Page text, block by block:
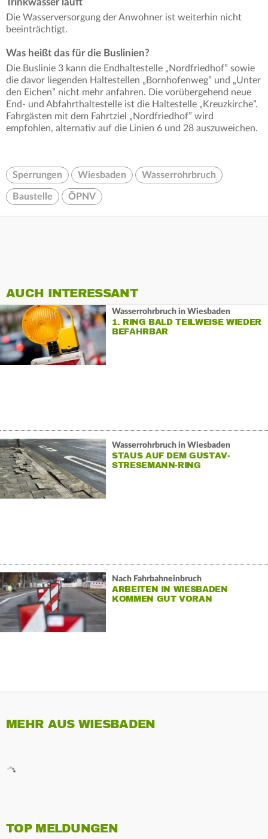
Trinkwasser läuft
Die Wasserversorgung der Anwohner ist weiterhin nicht
beeinträchtigt.
Was heißt das für die Buslinien?
Die Buslinie 3 kann die Endhaltestelle „Nordfriedhof” sowie
die davor liegenden Haltestellen „Bornhofenweg” und „Unter
den Eichen” nicht mehr anfahren. Die vorübergehend neue
End- und Abfahrthaltestelle ist die Haltestelle „Kreuzkirche”.
Fahrgästen mit dem Fahrtziel „Nordfriedhof” wird
empfohlen, alternativ auf die Linien 6 und 28 auszuweichen.
Sperrungen Wiesbaden Wasserrohrbruch
Baustelle ÖPNV
AUCH INTERESSANT
Wasserrohrbruch in Wiesbaden
1. RING BALD TEILWEISE WIEDER
BEFAHRBAR
Wasserrohrbruch in Wiesbaden
STAUS AUF DEM GUSTAV-
STRESEMANN-RING
Nach Fahrbahneinbruch
ARBEITEN IN WIESBADEN
KOMMEN GUT VORAN
MEHR AUS WIESBADEN
TOP MELDUNGEN